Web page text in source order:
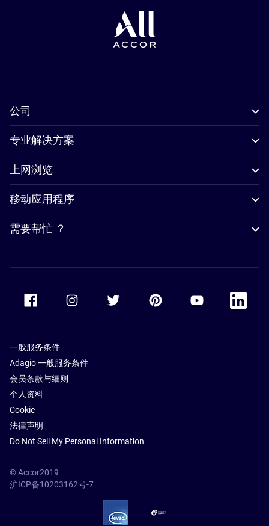
公司
专业解决方案
上网浏览
移动应用程序
需要帮忙 ？
Accor Facebook Accor TwitterAccor PinterestAccor Youtube
Accor
一般服务条件
Adagio 一般服务条件
会员条款与细则
个人资料
Cookie
法律声明
Do Not Sell My Personal Information
© Accor2019
沪ICP备10203162号-7